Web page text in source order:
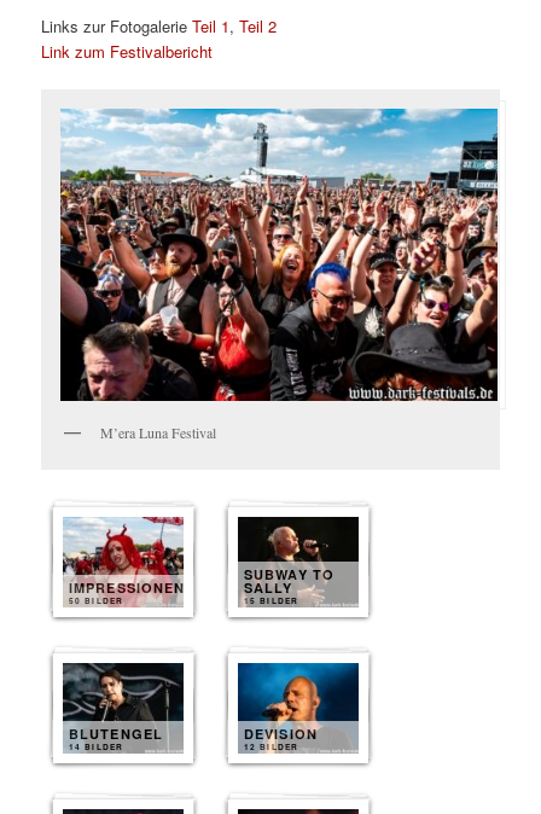
Links zur FotogalerieTeil 1,Teil 2
Link zum Festivalbericht
M’era Luna Festival
IMPRESSIONEN
50 BILDER
SUBWAY TO
SALLY
15 BILDER
BLUTENGEL
14 BILDER
DEVISION
12 BILDER